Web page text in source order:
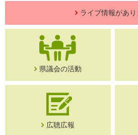
ライブ情報があり
県議会の活動
広聴広報